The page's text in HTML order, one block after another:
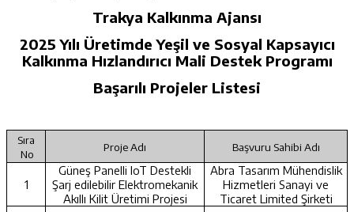
Trakya Kalkınma Ajansı
2025 Yılı Üretimde Yeşil ve Sosyal Kapsayıcı
Kalkınma Hızlandırıcı Mali Destek Programı
Başarılı Projeler Listesi
Sıra
No
Proje Adı Başvuru Sahibi Adı
1
Güneş Panelli IoT Destekli
Şarj edilebilir Elektromekanik
Akıllı Kilit Üretimi Projesi
Abra Tasarım Mühendislik
Hizmetleri Sanayi ve
Ticaret Limited Şirketi